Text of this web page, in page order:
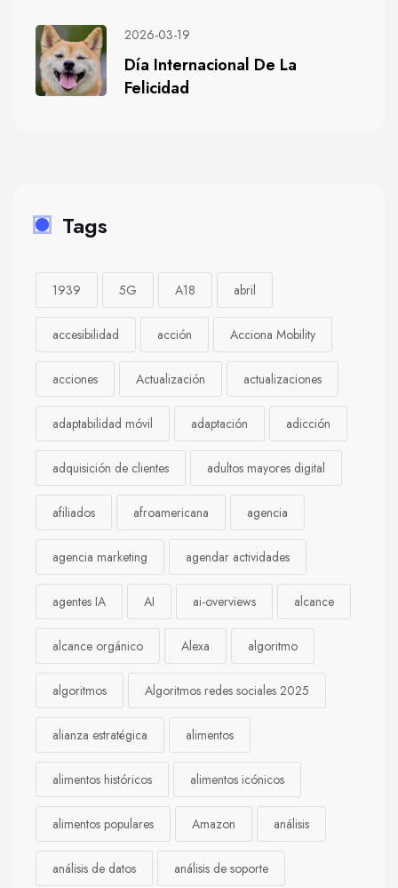
2026-03-19
Día Internacional De La
Felicidad
Tags
1939 5G A18 abril
accesibilidad acción Acciona Mobility
acciones Actualización actualizaciones
adaptabilidad móvil adaptación adicción
adquisición de clientes adultos mayores digital
afiliados afroamericana agencia
agencia marketing agendar actividades
agentes IA AI ai-overviews alcance
alcance orgánico Alexa algoritmo
algoritmos Algoritmos redes sociales 2025
alianza estratégica alimentos
alimentos históricos alimentos icónicos
alimentos populares Amazon análisis
análisis de datos análisis de soporte